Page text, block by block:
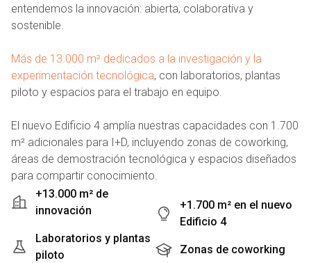
entendemos la innovación: abierta, colaborativa y
sostenible.
Más de 13.000 m² dedicados a la investigación y la
experimentación tecnológica, con laboratorios, plantas
piloto y espacios para el trabajo en equipo.
El nuevo Edificio 4 amplía nuestras capacidades con 1.700
m² adicionales para I+D, incluyendo zonas de coworking,
áreas de demostración tecnológica y espacios diseñados
para compartir conocimiento.
+13.000 m² de
innovación
Laboratorios y plantas
piloto
+1.700 m² en el nuevo
Edificio 4
Zonas de coworking